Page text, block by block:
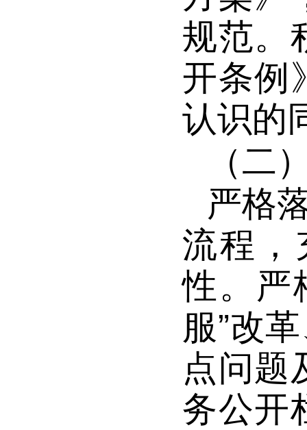
规范。
开条例
认识的
（二
严格
流程，
性。严
服”改
点问题
务公开